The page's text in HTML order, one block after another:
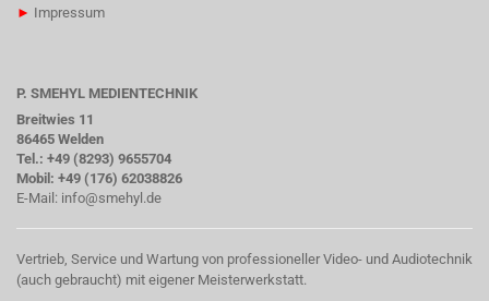
► Impressum
P. SMEHYL MEDIENTECHNIK
Breitwies 11
86465 Welden
Tel.: +49 (8293) 9655704
Mobil: +49 (176) 62038826
E-Mail: info@smehyl.de
Vertrieb, Service und Wartung von professioneller Video- und Audiotechnik
(auch gebraucht) mit eigener Meisterwerkstatt.